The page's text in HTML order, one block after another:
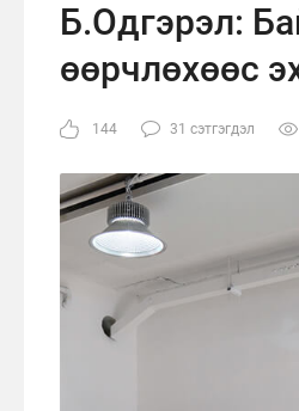
Б.Одгэрэл:
өөрчлөхөөс
144 31 сэтгэгдэл